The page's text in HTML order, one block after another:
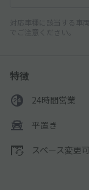
対応車種に該当する車
でご注意ください。
特徴
24時間営業
平置き
スペース変更